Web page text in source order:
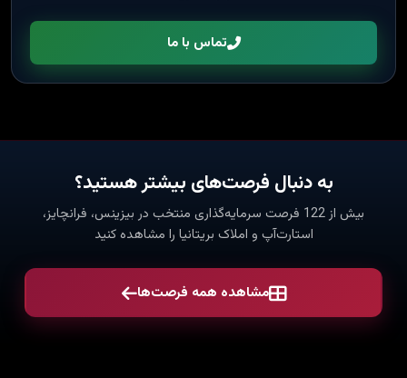
تماس با ما
به دنبال فرصت‌های بیشتر هستید؟
بیش از 122 فرصت سرمایه‌گذاری منتخب در بیزینس، فرانچایز،
استارت‌آپ و املاک بریتانیا را مشاهده کنید
مشاهده همه فرصت‌ها